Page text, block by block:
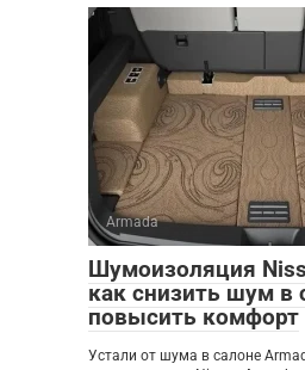
Armada
Шумоизоляция
как снизить шум в
повысить комфорт
Устали от шума в салоне